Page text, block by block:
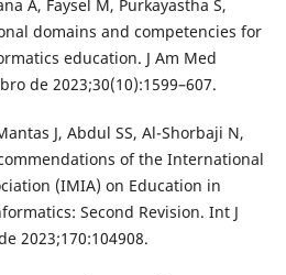
A, Faysel M, Purkayastha S,
domains and competencies for
education. J Am Med
de 2023;30(10):1599–607.
J, Abdul SS, Al-Shorbaji N,
of the International
(IMIA) on Education in
Second Revision. Int J
2023;170:104908.